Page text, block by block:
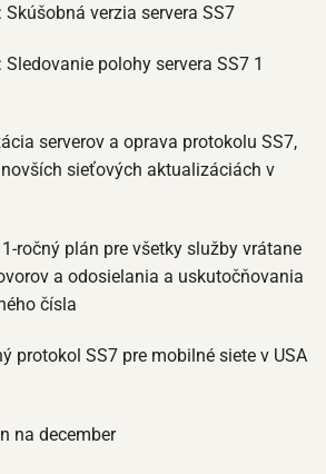
Skúšobná verzia servera SS7
Sledovanie polohy servera SS7 1
serverov a oprava protokolu SS7,
sieťových aktualizáciách v
ročný plán pre všetky služby vrátane
a odosielania a uskutočňovania
čísla
protokol SS7 pre mobilné siete v USA
na december